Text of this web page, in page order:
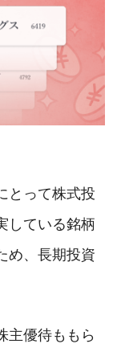
とって株式投
している銘柄
め、長期投資
主優待ももら